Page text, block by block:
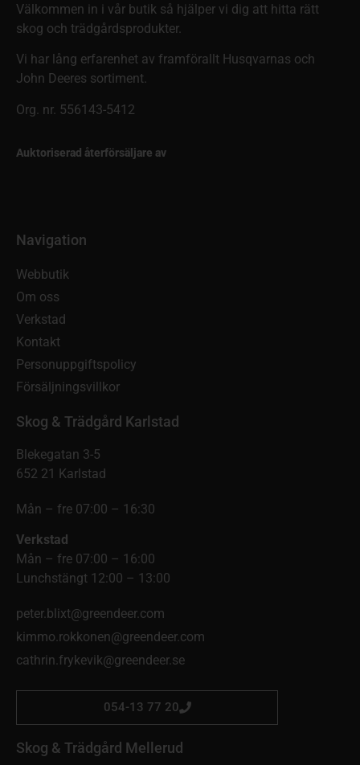
Välkommen in i vår butik så hjälper vi dig att hitta rätt
skog och trädgårdsprodukter.
Vi har lång erfarenhet av framförallt Husqvarnas och
John Deeres sortiment.
Org. nr. 556143-5412
Auktoriserad återförsäljare av
Navigation
Webbutik
Om oss
Verkstad
Kontakt
Personuppgiftspolicy
Försäljningsvillkor
Skog & Trädgård Karlstad
Blekegatan 3-5
652 21 Karlstad
Mån – fre 07:00 – 16:30
Verkstad
Mån – fre 07:00 – 16:00
Lunchstängt 12:00 – 13:00
peter.blixt@greendeer.com
kimmo.rokkonen@greendeer.com
cathrin.frykevik@greendeer.se
054-13 77 20
Skog & Trädgård Mellerud